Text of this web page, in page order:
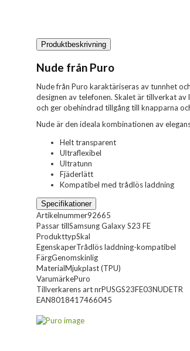
Produktbeskrivning
Nude från Puro
Nude från Puro karaktäriseras av tunnhet
designen av telefonen. Skalet är tillverkat
och ger obehindrad tillgång till knapparna
Nude är den ideala kombinationen av
Helt transparent
Ultraflexibel
Ultratunn
Fjäderlätt
Kompatibel med trådlös laddning
Specifikationer
Artikelnummer92665
Passar tillSamsung Galaxy S23 FE
ProdukttypSkal
EgenskaperTrådlös laddning-kompatibel
FärgGenomskinlig
MaterialMjukplast (TPU)
VarumärkePuro
Tillverkarens art nrPUSGS23FE03NUDETR
EAN8018417466045